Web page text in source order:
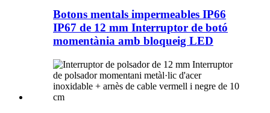
Botons mentals impermeables IP66
IP67 de 12 mm Interruptor de botó
momentània amb bloqueig LED